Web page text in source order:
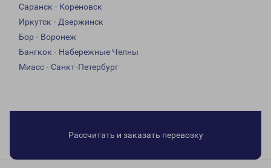
Саранск - Кореновск
Иркутск - Дзержинск
Бор - Воронеж
Бангкок - Набережные Челны
Миасс - Санкт-Петербург
Рассчитать и заказать перевозку